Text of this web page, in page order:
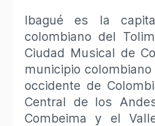
Ibagué es la
colombiano del
Ciudad Musical de
municipio
occidente de
Central de los
Combeima y el